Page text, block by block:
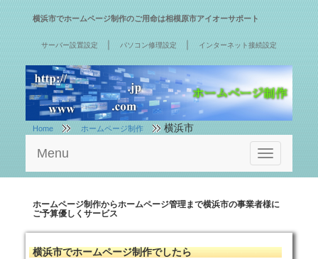
横浜市でホームページ制作のご用命は相模原市アイオーサポート
サーバー設置設定 ｜ パソコン修理設定 ｜ インターネット接続設定
Home ホームページ制作 横浜市
Toggle
navigation
Menu
ホームページ制作からホームページ管理まで横浜市の事業者様に
ご予算優しくサービス
横浜市でホームページ制作でしたら